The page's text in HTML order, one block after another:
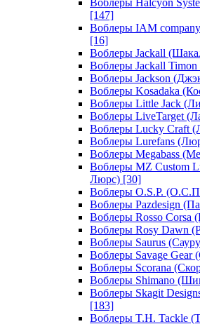
Воблеры Halcyon
[147]
Воблеры IAM
[16]
Воблеры Jackall
Воблеры Jackall
Воблеры Jackson
Воблеры Kosadaka
Воблеры Little Jack
Воблеры LiveTarget
Воблеры Lucky Craft
Воблеры Lurefans
Воблеры Megabass
Воблеры MZ Custom
Люрс) [30]
Воблеры O.S.P.
Воблеры Pazdesign
Воблеры Rosso Corsa
Воблеры Rosy Dawn
Воблеры Saurus
Воблеры Savage Gear
Воблеры Scorana
Воблеры Shimano
Воблеры Skagit
[183]
Воблеры T.H. Tackle